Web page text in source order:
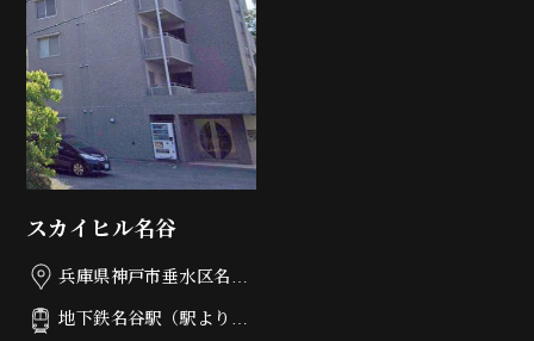
スカイヒル名谷
兵庫県神戸市垂水区名谷
地下鉄名谷駅（駅よりバ